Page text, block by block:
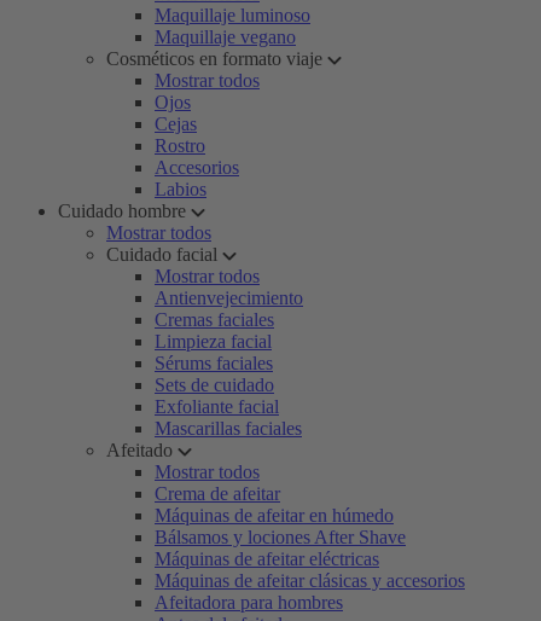
Maquillaje luminoso
Maquillaje vegano
Cosméticos en formato viaje
Mostrar todos
Ojos
Cejas
Rostro
Accesorios
Labios
Cuidado hombre
Mostrar todos
Cuidado facial
Mostrar todos
Antienvejecimiento
Cremas faciales
Limpieza facial
Sérums faciales
Sets de cuidado
Exfoliante facial
Mascarillas faciales
Afeitado
Mostrar todos
Crema de afeitar
Máquinas de afeitar en húmedo
Bálsamos y lociones After Shave
Máquinas de afeitar eléctricas
Máquinas de afeitar clásicas y accesorios
Afeitadora para hombres